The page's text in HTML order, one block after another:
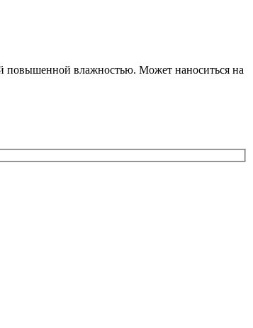
повышенной влажностью. Может наноситься на